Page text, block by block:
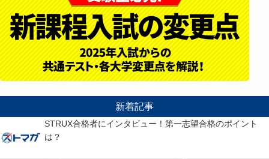
新着記事
STRUX合格者にインタビュー！第一志望合格のポイント
は？